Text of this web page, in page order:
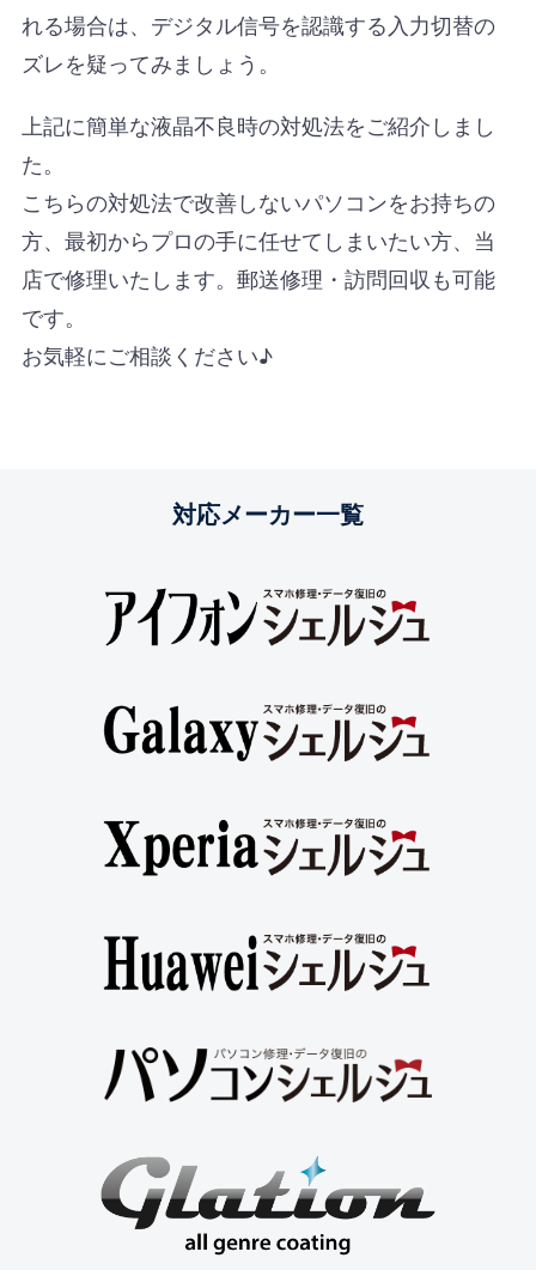
れる場合は、デジタル信号を認識する入力切替の
ズレを疑ってみましょう。
上記に簡単な液晶不良時の対処法をご紹介しまし
た。
こちらの対処法で改善しないパソコンをお持ちの
方、最初からプロの手に任せてしまいたい方、当
店で修理いたします。郵送修理・訪問回収も可能
です。
お気軽にご相談ください♪
対応メーカー一覧